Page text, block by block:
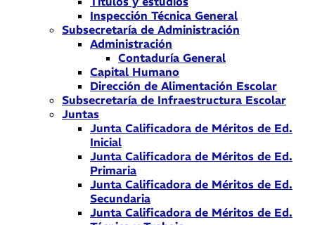
Inspección Técnica General
Subsecretaría de Administración
Administración
Contaduría General
Capital Humano
Dirección de Alimentación Escolar
Subsecretaría de Infraestructura Escolar
Juntas
Junta Calificadora de Méritos de Ed.
Inicial
Junta Calificadora de Méritos de Ed.
Primaria
Junta Calificadora de Méritos de Ed.
Secundaria
Junta Calificadora de Méritos de Ed.